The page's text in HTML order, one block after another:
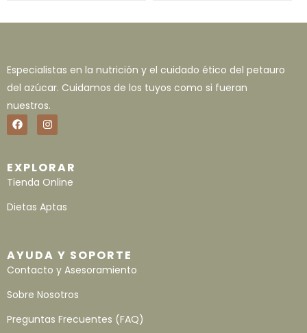
Especialistas en la nutrición y el cuidado ético del petauro
del azúcar. Cuidamos de los tuyos como si fueran
nuestros.
EXPLORAR
Tienda Online
Dietas Aptas
AYUDA Y SOPORTE
Contacto y Asesoramiento
Sobre Nosotros
Preguntas Frecuentes (FAQ)